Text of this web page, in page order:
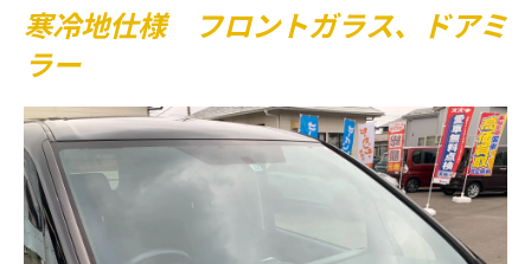
寒冷地仕様 フロントガラス、ドアミ
ラー